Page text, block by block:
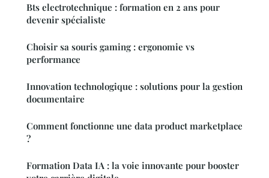
Bts electrotechnique : formation en 2 ans pour
devenir spécialiste
Choisir sa souris gaming : ergonomie vs
performance
Innovation technologique : solutions pour la gestion
documentaire
Comment fonctionne une data product marketplace
?
Formation Data IA : la voie innovante pour booster